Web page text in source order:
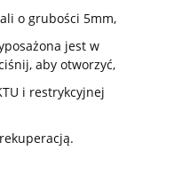
o grubości 5mm,
jest w
aby otworzyć,
i restrykcyjnej